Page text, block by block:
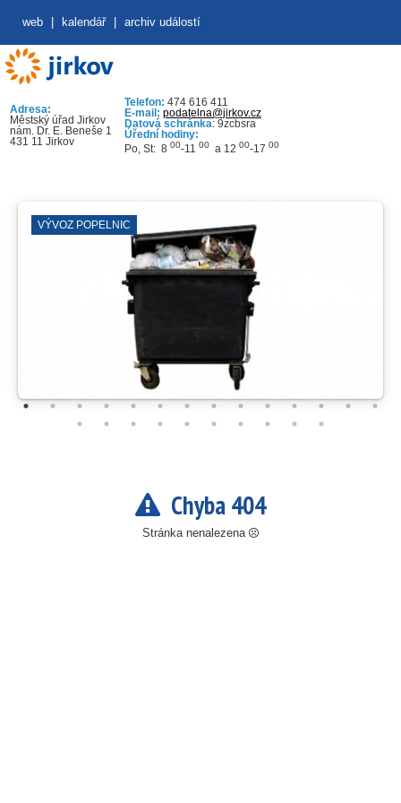
web kalendář archiv událostí
Adresa:
Městský úřad Jirkov
nám. Dr. E. Beneše 1
431 11 Jirkov
Telefon: 474 616 411
E-mail: podatelna@jirkov.cz
Datová schránka: 9zcbsra
Úřední hodiny:
Po, St: 8 00-11 00 a 12 00-17 00
VÝVOZ POPELNIC
Chyba 404
Stránka nenalezena